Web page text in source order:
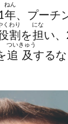
年
ねん
、プーチ
く
割
わり
を担
にな
い
追
つい
及
きゅう
する